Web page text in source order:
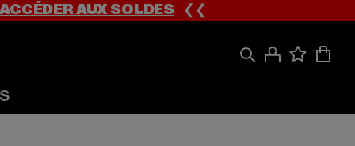
ACCÉDER AUX SOLDES❮❮